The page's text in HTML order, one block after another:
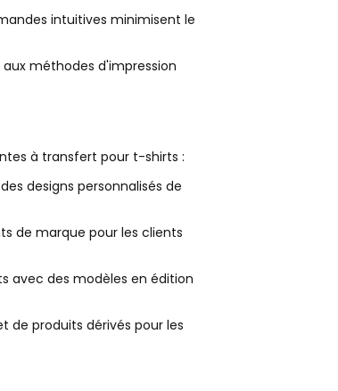
intuitives minimisent le
méthodes d'impression
à transfert pour t-shirts :
designs personnalisés de
de marque pour les clients
avec des modèles en édition
de produits dérivés pour les